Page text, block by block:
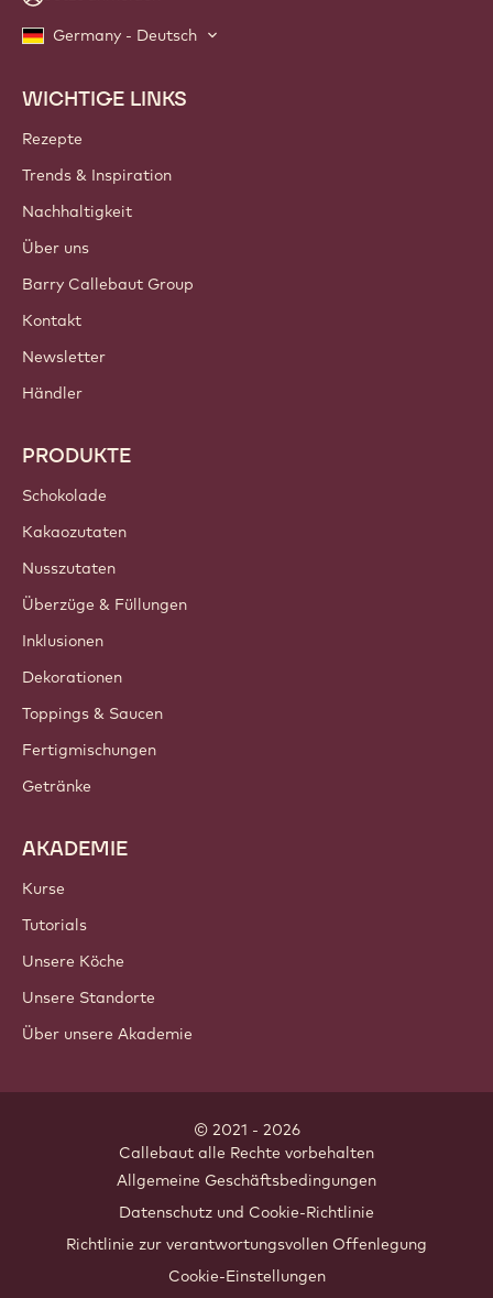
Germany - Deutsch
Footer
Callebaut
WICHTIGE LINKS
Rezepte
Trends & Inspiration
Nachhaltigkeit
Über uns
Barry Callebaut Group
Kontakt
Newsletter
Händler
PRODUKTE
Schokolade
Kakaozutaten
Nusszutaten
Überzüge & Füllungen
Inklusionen
Dekorationen
Toppings & Saucen
Fertigmischungen
Getränke
AKADEMIE
Kurse
Tutorials
Unsere Köche
Unsere Standorte
Über unsere Akademie
© 2021 - 2026
Callebaut alle Rechte vorbehalten
navigation
Allgemeine Geschäftsbedingungen
Datenschutz und Cookie-Richtlinie
Richtlinie zur verantwortungsvollen Offenlegung
Cookie-Einstellungen